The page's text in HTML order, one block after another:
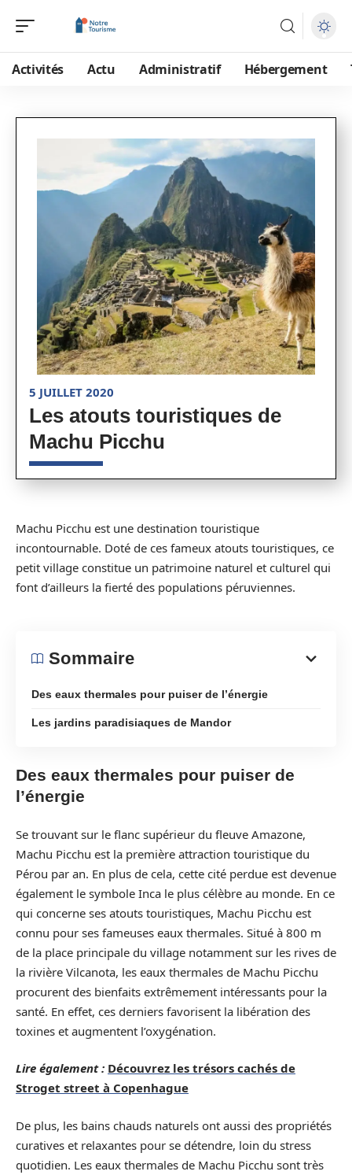
Activités Actu Administratif Hébergement
5 JUILLET 2020
Les atouts touristiques de
Machu Picchu
Machu Picchu est une destination touristique
incontournable. Doté de ces fameux atouts touristiques, ce
petit village constitue un patrimoine naturel et culturel qui
font d’ailleurs la fierté des populations péruviennes.
Sommaire
Des eaux thermales pour puiser de l’énergie
Les jardins paradisiaques de Mandor
Des eaux thermales pour puiser de
l’énergie
Se trouvant sur le flanc supérieur du fleuve Amazone,
Machu Picchu est la première attraction touristique du
Pérou par an. En plus de cela, cette cité perdue est devenue
également le symbole Inca le plus célèbre au monde. En ce
qui concerne ses atouts touristiques, Machu Picchu est
connu pour ses fameuses eaux thermales. Situé à 800 m
de la place principale du village notamment sur les rives de
la rivière Vilcanota, les eaux thermales de Machu Picchu
procurent des bienfaits extrêmement intéressants pour la
santé. En effet, ces derniers favorisent la libération des
toxines et augmentent l’oxygénation.
Lire également : Découvrez les trésors cachés de
Stroget street à Copenhague
De plus, les bains chauds naturels ont aussi des propriétés
curatives et relaxantes pour se détendre, loin du stress
quotidien. Les eaux thermales de Machu Picchu sont très